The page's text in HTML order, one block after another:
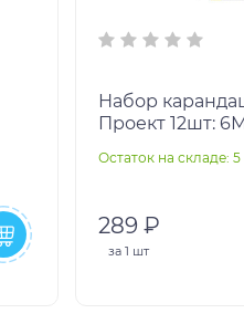
Набор
Проект 12шт:
ТМ (H
Остаток на складе:
289 ₽
за 1 шт